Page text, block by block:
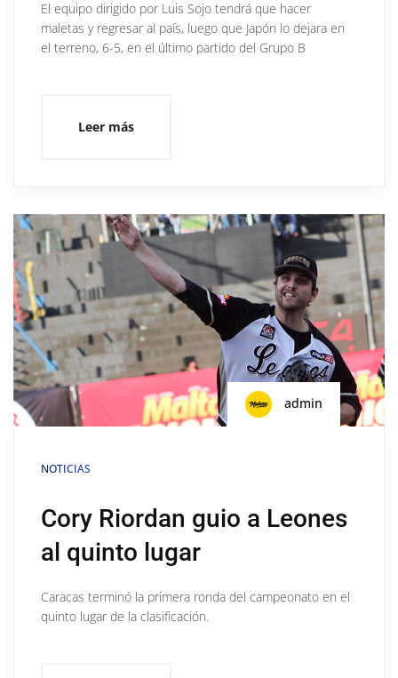
El equipo dirigido por Luis Sojo tendrá que hacer
maletas y regresar al país, luego que Japón lo dejara en
el terreno, 6-5, en el último partido del Grupo B
Leer más
admin
NOTICIAS
Cory Riordan guio a Leones
al quinto lugar
Caracas terminó la primera ronda del campeonato en el
quinto lugar de la clasificación.